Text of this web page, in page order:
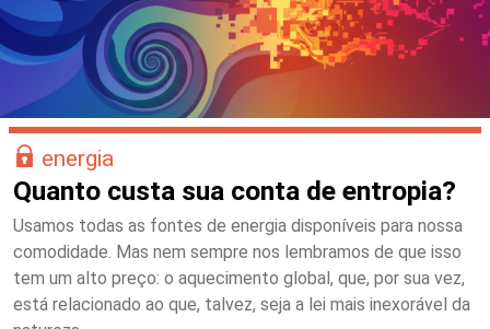
energia
Quanto custa sua conta de entropia?
Usamos todas as fontes de energia disponíveis para nossa
comodidade. Mas nem sempre nos lembramos de que isso
tem um alto preço: o aquecimento global, que, por sua vez,
está relacionado ao que, talvez, seja a lei mais inexorável da